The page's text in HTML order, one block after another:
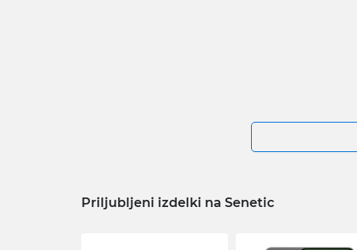
Priljubljeni izdelki na Senetic